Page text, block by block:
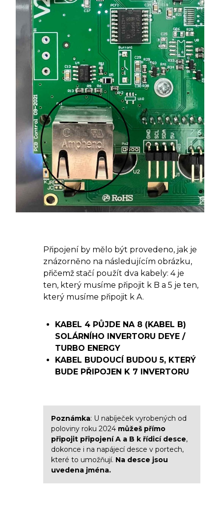
Připojení by mělo být provedeno, jak je
znázorněno na následujícím obrázku,
přičemž stačí použít dva kabely: 4 je
ten, který musíme připojit k B a 5 je ten,
který musíme připojit k A.
KABEL 4 PŮJDE NA 8 (KABEL B)
SOLÁRNÍHO INVERTORU DEYE /
TURBO ENERGY
KABEL BUDOUCÍ BUDOU 5, KTERÝ
BUDE PŘIPOJEN K 7 INVERTORU
Poznámka: U nabíječek vyrobených od
poloviny roku 2024 můžeš přímo
připojit připojení A a B k řídicí desce,
dokonce i na napájecí desce v portech,
které to umožňují. Na desce jsou
uvedena jména.